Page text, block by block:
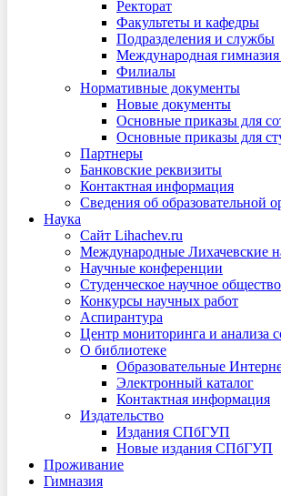
Ректорат
Факультеты и кафедры
Подразделения и службы
Международная
Филиалы
Нормативные документы
Новые документы
Основные приказы для
Основные приказы для
Партнеры
Банковские реквизиты
Контактная информация
Сведения об образовательной
Наука
Сайт Lihachev.ru
Международные Лихачевские
Научные конференции
Студенческое научное общество
Конкурсы научных работ
Аспирантура
Центр мониторинга и анализа
О библиотеке
Образовательные
Электронный каталог
Контактная информация
Издательство
Издания СПбГУП
Новые издания СПбГУП
Проживание
Гимназия